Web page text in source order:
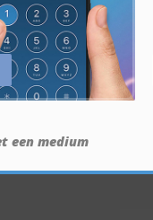
een medium